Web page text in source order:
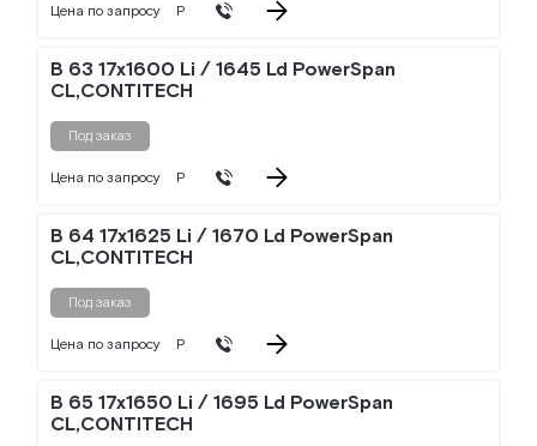
Цена по запросу Р
B 63 17x1600 Li / 1645 Ld PowerSpan
CL,CONTITECH
Под заказ
Цена по запросу Р
B 64 17x1625 Li / 1670 Ld PowerSpan
CL,CONTITECH
Под заказ
Цена по запросу Р
B 65 17x1650 Li / 1695 Ld PowerSpan
CL,CONTITECH